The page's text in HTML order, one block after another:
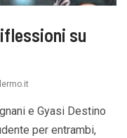
su
e Gyasi Destino
per entrambi,